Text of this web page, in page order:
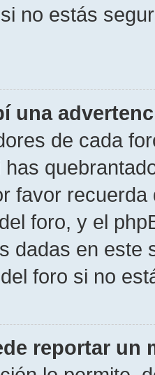
no estás
una
de cada
has
favor
foro, y el
dadas en este
foro si no
reportar un